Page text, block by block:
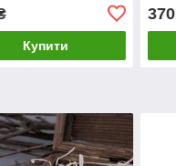
Купити
370